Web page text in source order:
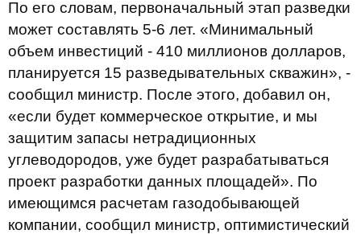
По его словам, первоначальный этап разведки
может составлять 5-6 лет. «Минимальный
объем инвестиций - 410 миллионов долларов,
планируется 15 разведывательных скважин», -
сообщил министр. После этого, добавил он,
«если будет коммерческое открытие, и мы
защитим запасы нетрадиционных
углеводородов, уже будет разрабатываться
проект разработки данных площадей». По
имеющимся расчетам газодобывающей
компании, сообщил министр, оптимистический